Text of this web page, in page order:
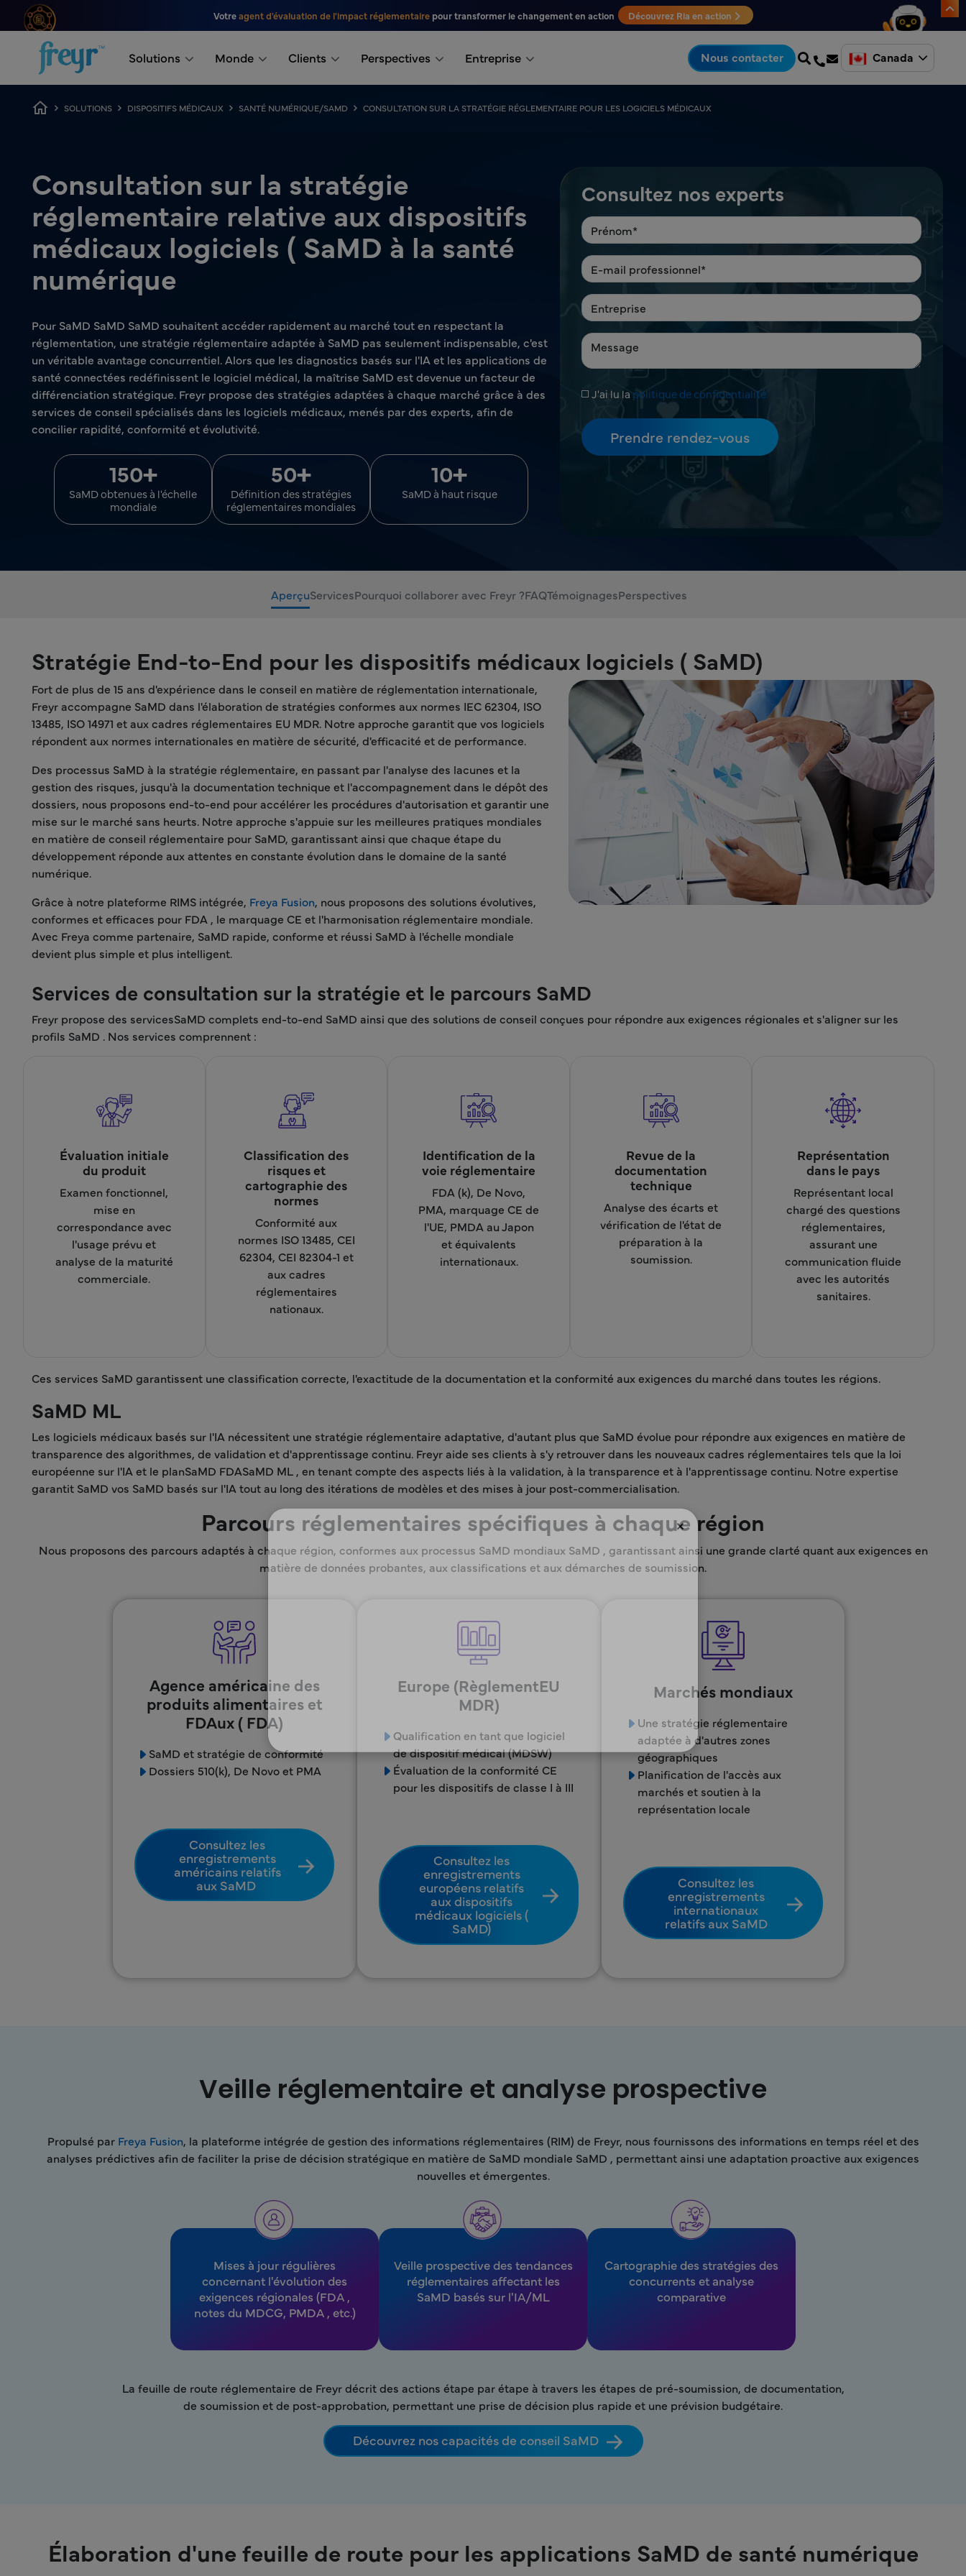
Passer au contenu principal
×
Votreagent d'évaluation de l'impact réglementairepour transformer le changement en action Découvrez Ria en action
Solutions Monde Clients Perspectives Entreprise Nous contacter Canada
Fil d'Ariane
SOLUTIONS DISPOSITIFS MÉDICAUX SANTÉ NUMÉRIQUE/SAMD CONSULTATION SUR LA STRATÉGIE RÉGLEMENTAIRE POUR LES LOGICIELS MÉDICAUX
Consultation sur la stratégie
réglementaire relative aux dispositifs
médicaux logiciels ( SaMD à la santé
numérique
Pour SaMD SaMD SaMD souhaitent accéder rapidement au marché tout en respectant la
réglementation, une stratégie réglementaire adaptée à SaMD pas seulement indispensable, c'est
un véritable avantage concurrentiel. Alors que les diagnostics basés sur l'IA et les applications de
santé connectées redéfinissent le logiciel médical, la maîtrise SaMD est devenue un facteur de
différenciation stratégique. Freyr propose des stratégies adaptées à chaque marché grâce à des
services de conseil spécialisés dans les logiciels médicaux, menés par des experts, afin de
concilier rapidité, conformité et évolutivité.
150+
SaMD obtenues à l'échelle
mondiale
50+
Définition des stratégies
réglementaires mondiales
10+
SaMD à haut risque
Consultez nos experts
J'ai lu la politique de confidentialité.
AperçuServicesPourquoi collaborer avec Freyr ?FAQTémoignagesPerspectives
Stratégie End-to-End pour les dispositifs médicaux logiciels ( SaMD)
Fort de plus de 15 ans d'expérience dans le conseil en matière de réglementation internationale,
Freyr accompagne SaMD dans l'élaboration de stratégies conformes aux normes IEC 62304, ISO
13485, ISO 14971 et aux cadres réglementaires EU MDR. Notre approche garantit que vos logiciels
répondent aux normes internationales en matière de sécurité, d'efficacité et de performance.
Des processus SaMD à la stratégie réglementaire, en passant par l'analyse des lacunes et la
gestion des risques, jusqu'à la documentation technique et l'accompagnement dans le dépôt des
dossiers, nous proposons end-to-end pour accélérer les procédures d'autorisation et garantir une
mise sur le marché sans heurts. Notre approche s'appuie sur les meilleures pratiques mondiales
en matière de conseil réglementaire pour SaMD, garantissant ainsi que chaque étape du
développement réponde aux attentes en constante évolution dans le domaine de la santé
numérique.
Grâce à notre plateforme RIMS intégrée, Freya Fusion, nous proposons des solutions évolutives,
conformes et efficaces pour FDA , le marquage CE et l'harmonisation réglementaire mondiale.
Avec Freya comme partenaire, SaMD rapide, conforme et réussi SaMD à l'échelle mondiale
devient plus simple et plus intelligent.
Services de consultation sur la stratégie et le parcours SaMD
Freyr propose des servicesSaMD complets end-to-end SaMD ainsi que des solutions de conseil conçues pour répondre aux exigences régionales et s'aligner sur les
profils SaMD . Nos services comprennent :
Évaluation initiale
du produit
Examen fonctionnel,
mise en
correspondance avec
l'usage prévu et
analyse de la maturité
commerciale.
Classification des
risques et
cartographie des
normes
Conformité aux
normes ISO 13485, CEI
62304, CEI 82304-1 et
aux cadres
réglementaires
nationaux.
Identification de la
voie réglementaire
FDA (k), De Novo,
PMA, marquage CE de
l'UE, PMDA au Japon
et équivalents
internationaux.
Revue de la
documentation
technique
Analyse des écarts et
vérification de l'état de
préparation à la
soumission.
Représentation
dans le pays
Représentant local
chargé des questions
réglementaires,
assurant une
communication fluide
avec les autorités
sanitaires.
Ces services SaMD garantissent une classification correcte, l'exactitude de la documentation et la conformité aux exigences du marché dans toutes les régions.
SaMD ML
Les logiciels médicaux basés sur l'IA nécessitent une stratégie réglementaire adaptative, d'autant plus que SaMD évolue pour répondre aux exigences en matière de
transparence des algorithmes, de validation et d'apprentissage continu. Freyr aide ses clients à s'y retrouver dans les nouveaux cadres réglementaires tels que la loi
européenne sur l'IA et le planSaMD FDASaMD ML , en tenant compte des aspects liés à la validation, à la transparence et à l'apprentissage continu. Notre expertise
garantit SaMD vos SaMD basés sur l'IA tout au long des itérations de modèles et des mises à jour post-commercialisation.
Parcours réglementaires spécifiques à chaque région
Nous proposons des parcours adaptés à chaque région, conformes aux processus SaMD mondiaux SaMD , garantissant ainsi une grande clarté quant aux exigences en
matière de données probantes, aux classifications et aux démarches de soumission.
Agence américaine des
produits alimentaires et
FDAux ( FDA)
SaMD et stratégie de conformité
Dossiers 510(k), De Novo et PMA
Consultez les
enregistrements
américains relatifs
aux SaMD
Europe (RèglementEU
MDR)
Qualification en tant que logiciel
de dispositif médical (MDSW)
Évaluation de la conformité CE
pour les dispositifs de classe I à III
Consultez les
enregistrements
européens relatifs
aux dispositifs
médicaux logiciels (
SaMD)
Marchés mondiaux
Une stratégie réglementaire
adaptée à d'autres zones
géographiques
Planification de l'accès aux
marchés et soutien à la
représentation locale
Consultez les
enregistrements
internationaux
relatifs aux SaMD
Veille réglementaire et analyse prospective
Propulsé par Freya Fusion, la plateforme intégrée de gestion des informations réglementaires (RIM) de Freyr, nous fournissons des informations en temps réel et des
analyses prédictives afin de faciliter la prise de décision stratégique en matière de SaMD mondiale SaMD , permettant ainsi une adaptation proactive aux exigences
nouvelles et émergentes.
Mises à jour régulières
concernant l'évolution des
exigences régionales (FDA ,
notes du MDCG, PMDA , etc.)
Veille prospective des tendances
réglementaires affectant les
SaMD basés sur l'IA/ML
Cartographie des stratégies des
concurrents et analyse
comparative
La feuille de route réglementaire de Freyr décrit des actions étape par étape à travers les étapes de pré-soumission, de documentation,
de soumission et de post-approbation, permettant une prise de décision plus rapide et une prévision budgétaire.
Découvrez nos capacités de conseil SaMD
Élaboration d'une feuille de route pour les applications SaMD de santé numérique